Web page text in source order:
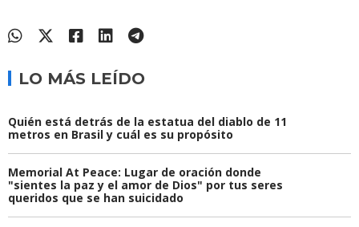
LO MÁS LEÍDO
Quién está detrás de la estatua del diablo de 11
metros en Brasil y cuál es su propósito
Memorial At Peace: Lugar de oración donde
"sientes la paz y el amor de Dios" por tus seres
queridos que se han suicidado